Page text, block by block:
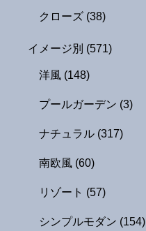
クローズ (38)
イメージ別 (571)
洋風 (148)
プールガーデン (3)
ナチュラル (317)
南欧風 (60)
リゾート (57)
シンプルモダン (154)